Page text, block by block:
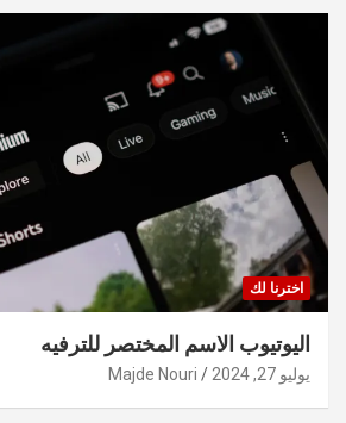
اخترنا لك
اليوتيوب الاسم المختصر للترفيه
يوليو 27, 2024 Majde Nouri